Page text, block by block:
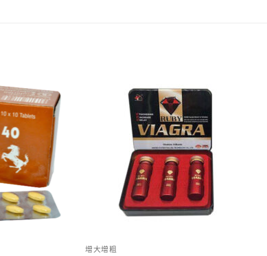
增大增粗